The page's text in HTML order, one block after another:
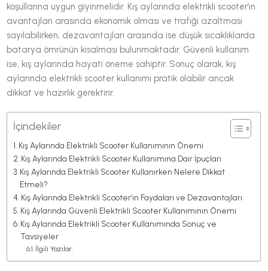
koşullarına uygun giyinmelidir. Kış aylarında elektrikli scooter’ın
avantajları arasında ekonomik olması ve trafiği azaltması
sayılabilirken, dezavantajları arasında ise düşük sıcaklıklarda
batarya ömrünün kısalması bulunmaktadır. Güvenli kullanım
ise, kış aylarında hayati öneme sahiptir. Sonuç olarak, kış
aylarında elektrikli scooter kullanımı pratik olabilir ancak
dikkat ve hazırlık gerektirir.
İçindekiler
Kış Aylarında Elektrikli Scooter Kullanımının Önemi
Kış Aylarında Elektrikli Scooter Kullanımına Dair İpuçları
Kış Aylarında Elektrikli Scooter Kullanırken Nelere Dikkat
Etmeli?
Kış Aylarında Elektrikli Scooter’ın Faydaları ve Dezavantajları
Kış Aylarında Güvenli Elektrikli Scooter Kullanımının Önemi
Kış Aylarında Elektrikli Scooter Kullanımında Sonuç ve
Tavsiyeler
İlgili Yazılar: